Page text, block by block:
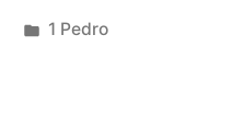
Posted
1 Pedro